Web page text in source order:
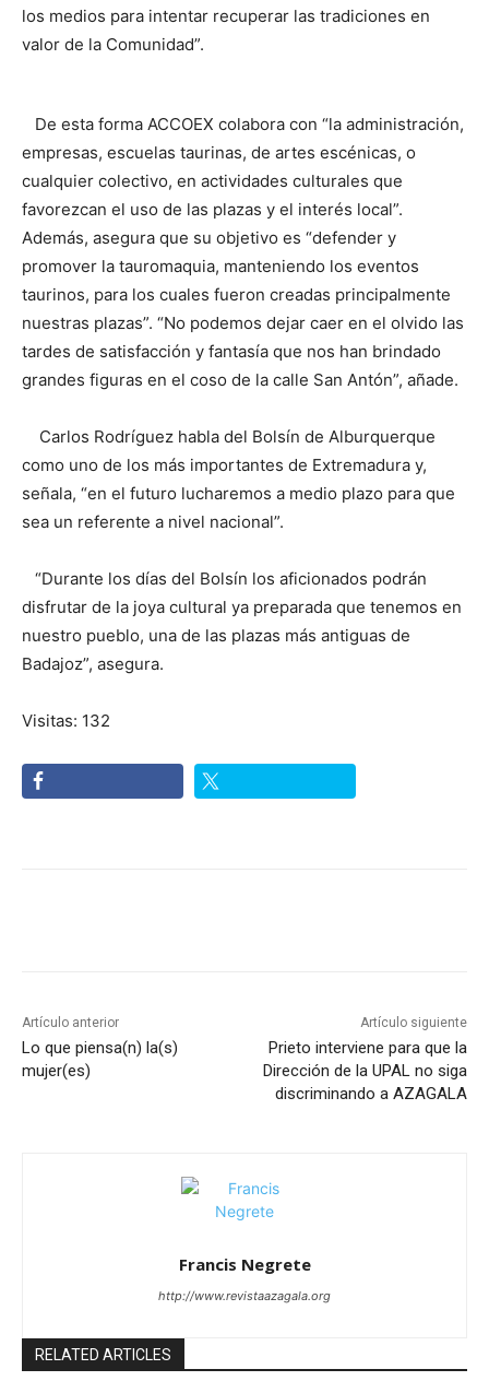
los medios para intentar recuperar las tradiciones en
valor de la Comunidad”.
De esta forma ACCOEX colabora con “la administración,
empresas, escuelas taurinas, de artes escénicas, o
cualquier colectivo, en actividades culturales que
favorezcan el uso de las plazas y el interés local”.
Además, asegura que su objetivo es “defender y
promover la tauromaquia, manteniendo los eventos
taurinos, para los cuales fueron creadas principalmente
nuestras plazas”. “No podemos dejar caer en el olvido las
tardes de satisfacción y fantasía que nos han brindado
grandes figuras en el coso de la calle San Antón”, añade.
Carlos Rodríguez habla del Bolsín de Alburquerque
como uno de los más importantes de Extremadura y,
señala, “en el futuro lucharemos a medio plazo para que
sea un referente a nivel nacional”.
“Durante los días del Bolsín los aficionados podrán
disfrutar de la joya cultural ya preparada que tenemos en
nuestro pueblo, una de las plazas más antiguas de
Badajoz”, asegura.
Visitas: 132
Artículo anterior
Lo que piensa(n) la(s)
mujer(es)
Artículo siguiente
Prieto interviene para que la
Dirección de la UPAL no siga
discriminando a AZAGALA
Francis Negrete
http://www.revistaazagala.org
RELATED ARTICLES